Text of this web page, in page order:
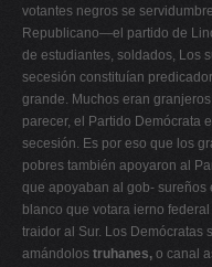
votantes negros se
Republicano—el partido de
de estudiantes, soldados, Los
secesión constituían
grande. Muchos eran
parecer, el Partido Demócrata
secesión. Es por eso que los
pobres también apoyaron al
que apoyaban al gob- sureños
blanco que votara ierno
traidor al Sur. Los Demócratas
amándolos truhanes, o canal